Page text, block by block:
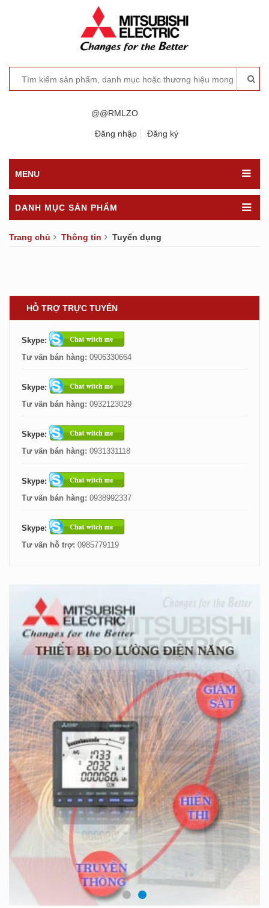
@@RMLZO
Đăng nhập Đăng ký
MENU
DANH MỤC SẢN PHẨM
Trang chủ Thông tin Tuyển dụng
HỖ TRỢ TRỰC TUYẾN
Skype:
Tư vấn bán hàng: 0906330664
Skype:
Tư vấn bán hàng: 0932123029
Skype:
Tư vấn bán hàng: 0931331118
Skype:
Tư vấn bán hàng: 0938992337
Skype:
Tư vấn hỗ trợ: 0985779119